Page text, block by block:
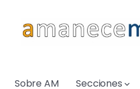
Sobre AM Secciones